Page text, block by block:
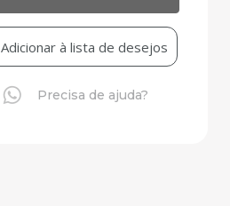
Adicionar à lista de desejos
Precisa de ajuda?